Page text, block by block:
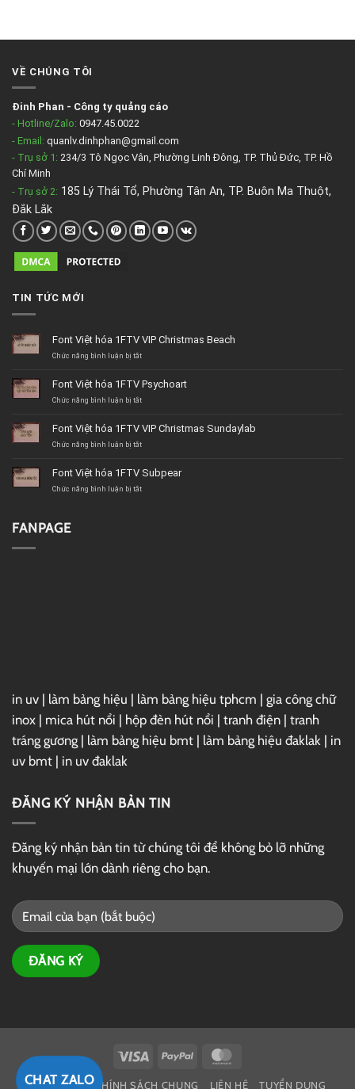
VỀ CHÚNG TÔI
Đinh Phan - Công ty quảng cáo
- Hotline/Zalo: 0947.45.0022
- Email: quanlv.dinhphan@gmail.com
- Trụ sở 1: 234/3 Tô Ngọc Vân, Phường Linh Đông, TP. Thủ Đức, TP. Hồ
Chí Minh
- Trụ sở 2: 185 Lý Thái Tổ, Phường Tân An, TP. Buôn Ma Thuột,
Đắk Lắk
TIN TỨC MỚI
Font Việt hóa 1FTV VIP Christmas Beach
Chức năng bình luận bị tắtở
hóa
1FTV
Beach
Font Việt hóa 1FTV Psychoart
Chức năng bình luận bị tắtở
hóa
1FTV
Font Việt hóa 1FTV VIP Christmas Sundaylab
Chức năng bình luận bị tắtở
hóa
1FTV
Font Việt hóa 1FTV Subpear
Chức năng bình luận bị tắtở
FANPAGE
in uv | làm bảng hiệu | làm bảng hiệu tphcm | gia công chữ
inox | mica hút nổi | hộp đèn hút nổi | tranh điện | tranh
tráng gương | làm bảng hiệu bmt | làm bảng hiệu đaklak | in
uv bmt | in uv đaklak
ĐĂNG KÝ NHẬN BẢN TIN
Đăng ký nhận bản tin từ chúng tôi để không bỏ lỡ những
khuyến mại lớn dành riêng cho bạn.
Visa PayPal
GIỚI THIỆU CHÍNH SÁCH CHUNG LIÊN HỆ TUYỂN DỤNG
CHAT ZALO